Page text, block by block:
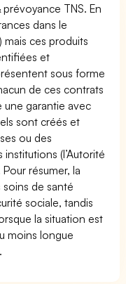
TNS. En
dans le
mais ces produits
et
sous forme
de ces contrats
une garantie avec
sont créés et
ou des
(l’Autorité
résumer, la
de santé
sociale, tandis
la situation est
moins longue